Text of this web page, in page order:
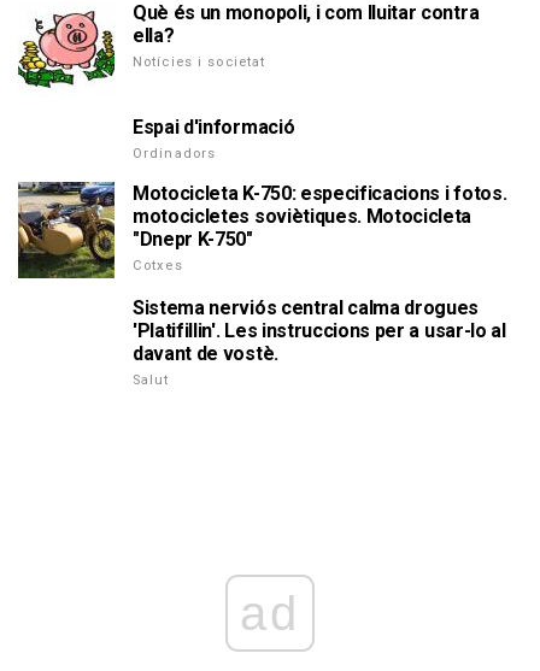
Què és un monopoli, i com lluitar contra
ella?
Notícies i societat
Espai d'informació
Ordinadors
Motocicleta K-750: especificacions i fotos.
motocicletes soviètiques. Motocicleta
"Dnepr K-750"
Cotxes
Sistema nerviós central calma drogues
'Platifillin'. Les instruccions per a usar-lo al
davant de vostè.
Salut
ad